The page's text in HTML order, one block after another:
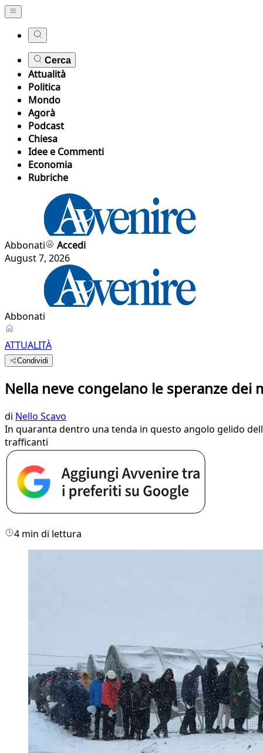
Cerca
Attualità
Politica
Mondo
Agorà
Podcast
Chiesa
Idee e Commenti
Economia
Rubriche
Abbonati
Accedi
August 7, 2026
Abbonati
ATTUALITÀ
Condividi
Nella neve congelano le speranze dei
di Nello Scavo
In quaranta dentro una tenda in questo angolo gelido
trafficanti
4 min di lettura